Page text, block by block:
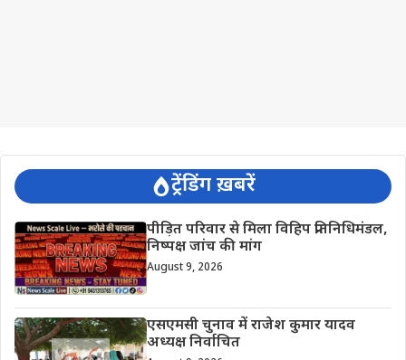
ट्रेंडिंग ख़बरें
पीड़ित परिवार से मिला विहिप प्रतिनिधिमंडल,
निष्पक्ष जांच की मांग
August 9, 2026
एसएमसी चुनाव में राजेश कुमार यादव
अध्यक्ष निर्वाचित